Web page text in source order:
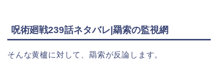
呪術廻戦239話ネタバレ|羂索の監視網
そんな黄櫨に対して、羂索が反論します。